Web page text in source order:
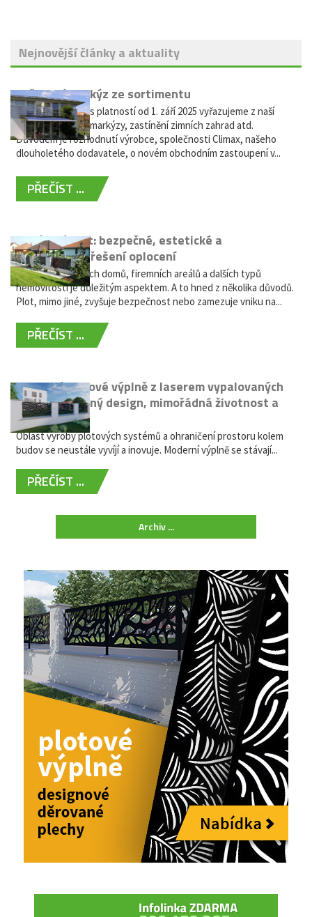
Nejnovější články a aktuality
Vyřazení markýz ze sortimentu
Vážení zákazníci, s platností od 1. září 2025 vyřazujeme z naší
nabídky výsuvné markýzy, zastínění zimních zahrad atd.
Důvodem je rozhodnutí výrobce, společnosti Climax, našeho
dlouholetého dodavatele, o novém obchodním zastoupení v...
PŘEČÍST ...
Hliníkový plot: bezpečné, estetické a
bezúdržbové řešení oplocení
Oplocení rodinných domů, firemních areálů a dalších typů
nemovitostí je důležitým aspektem. A to hned z několika důvodů.
Plot, mimo jiné, zvyšuje bezpečnost nebo zamezuje vniku na...
PŘEČÍST ...
Moderní plotové výplně z laserem vypalovaných
kovů: výjimečný design, mimořádná životnost a
žádná údržba
Oblast výroby plotových systémů a ohraničení prostoru kolem
budov se neustále vyvíjí a inovuje. Moderní výplně se stávají...
PŘEČÍST ...
Archiv ...